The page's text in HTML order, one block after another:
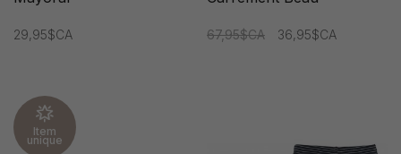
29,95$CA 67,95$CA 36,95$CA
Item
unique